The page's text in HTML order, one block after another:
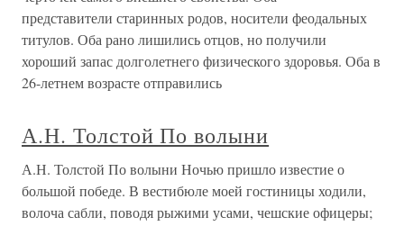
представители старинных родов, носители феодальных
титулов. Оба рано лишились отцов, но получили
хороший запас долголетнего физического здоровья. Оба в
26-летнем возрасте отправились
А.Н. Толстой По волыни
А.Н. Толстой По волыни Ночью пришло известие о
большой победе. В вестибюле моей гостиницы ходили,
волоча сабли, поводя рыжими усами, чешские офицеры;